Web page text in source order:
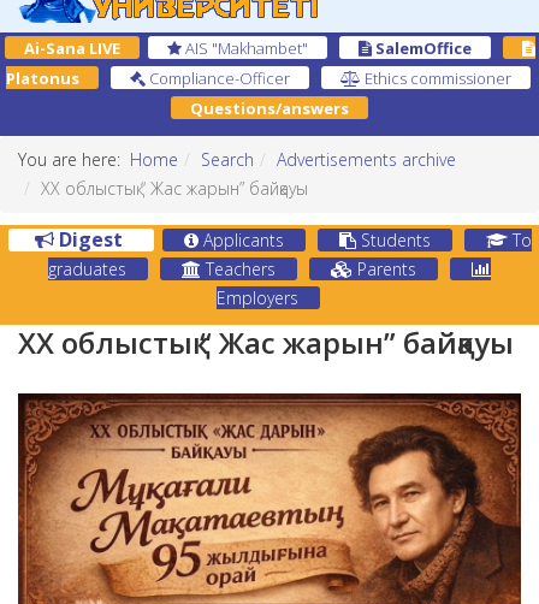
Ai-Sana LIVE AIS "Makhambet"
SalemOffice
Platonus
Compliance-Officer
Ethics commissioner
Questions/answers
You are here: Home Search
Аdvertisements archive
ХХ облыстық “ Жас жарын” байқауы
Digest Applicants Students
To
graduates
Teachers
Parents
Employers
ХХ облыстық “ Жас жарын” байқауы